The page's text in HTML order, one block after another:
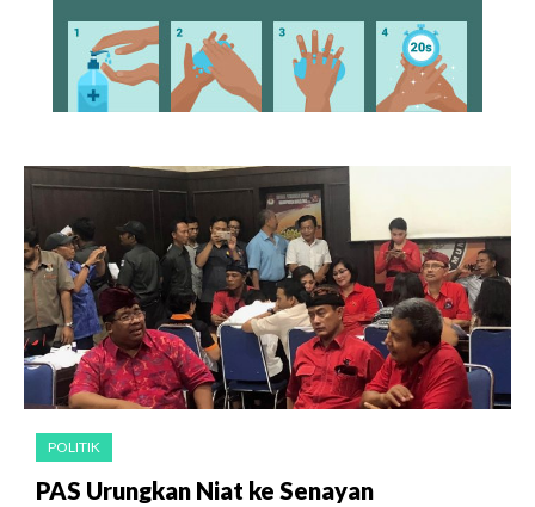
POLITIK
PAS Urungkan Niat ke Senayan